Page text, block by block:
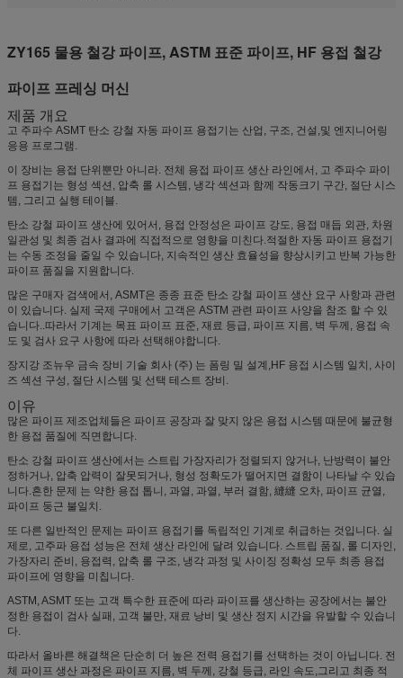
ZY165 물용 철강 파이프, ASTM 표준 파이프, HF 용접 철강
파이프 프레싱 머신
제품 개요
고 주파수 ASMT 탄소 강철 자동 파이프 용접기는 산업, 구조, 건설,및 엔지니어링
응용 프로그램.
이 장비는 용접 단위뿐만 아니라. 전체 용접 파이프 생산 라인에서, 고 주파수 파이
프 용접기는 형성 섹션, 압축 롤 시스템, 냉각 섹션과 함께 작동크기 구간, 절단 시스
템, 그리고 실행 테이블.
탄소 강철 파이프 생산에 있어서, 용접 안정성은 파이프 강도, 용접 매듭 외관, 차원
일관성 및 최종 검사 결과에 직접적으로 영향을 미친다.적절한 자동 파이프 용접기
는 수동 조정을 줄일 수 있습니다, 지속적인 생산 효율성을 향상시키고 반복 가능한
파이프 품질을 지원합니다.
많은 구매자 검색에서, ASMT은 종종 표준 탄소 강철 파이프 생산 요구 사항과 관련
이 있습니다. 실제 국제 구매에서 고객은 ASTM 관련 파이프 사양을 참조 할 수 있
습니다..따라서 기계는 목표 파이프 표준, 재료 등급, 파이프 지름, 벽 두께, 용접 속
도 및 검사 요구 사항에 따라 선택해야합니다.
장지강 조뉴우 금속 장비 기술 회사 (주) 는 폼링 밀 설계,HF 용접 시스템 일치, 사이
즈 섹션 구성, 절단 시스템 및 선택 테스트 장비.
이유
많은 파이프 제조업체들은 파이프 공장과 잘 맞지 않은 용접 시스템 때문에 불균형
한 용접 품질에 직면합니다.
탄소 강철 파이프 생산에서는 스트립 가장자리가 정렬되지 않거나, 난방력이 불안
정하거나, 압축 압력이 잘못되거나, 형성 정확도가 떨어지면 결함이 나타날 수 있습
니다.흔한 문제 는 약한 용접 톱니, 과열, 과열, 부러 결함, 縫縫 오차, 파이프 균열,
파이프 둥근 불일치.
또 다른 일반적인 문제는 파이프 용접기를 독립적인 기계로 취급하는 것입니다. 실
제로, 고주파 용접 성능은 전체 생산 라인에 달려 있습니다. 스트립 품질, 롤 디자인,
가장자리 준비, 용접력, 압축 롤 구조, 냉각 과정 및 사이징 정확성 모두 최종 용접
파이프에 영향을 미칩니다.
ASTM, ASMT 또는 고객 특수한 표준에 따라 파이프를 생산하는 공장에서는 불안
정한 용접이 검사 실패, 고객 불만, 재료 낭비 및 생산 정지 시간을 유발할 수 있습니
다.
따라서 올바른 해결책은 단순히 더 높은 전력 용접기를 선택하는 것이 아닙니다. 전
체 파이프 생산 과정은 파이프 지름, 벽 두께, 강철 등급, 라인 속도,그리고 최종 적